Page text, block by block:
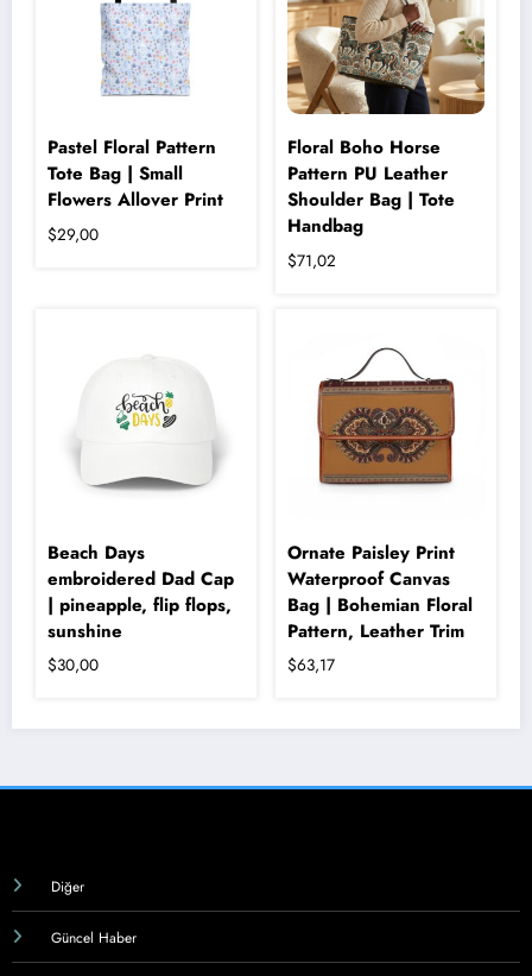
Pastel Floral Pattern
Tote Bag | Small
Flowers Allover Print
$29,00
Floral Boho Horse
Pattern PU Leather
Shoulder Bag | Tote
Handbag
$71,02
varyasyonu
Seçenekler
sayfasından
seçilebilir
Beach Days
embroidered Dad Cap
| pineapple, flip flops,
sunshine
$30,00
Ornate Paisley Print
Waterproof Canvas
Bag | Bohemian Floral
Pattern, Leather Trim
$63,17
varyasyonu
Diğer
Güncel Haber